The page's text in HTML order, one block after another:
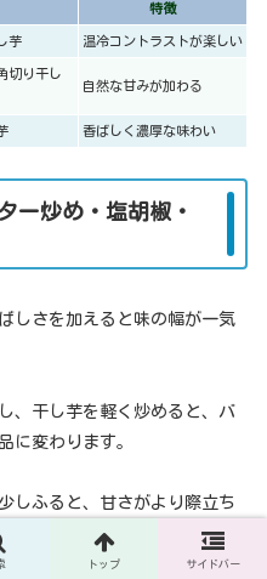
特徴
芋 温冷コントラストが楽しい
切り干し
自然な甘みが加わる
香ばしく濃厚な味わい
ー炒め・塩胡椒・
しさを加えると味の幅が一気
、干し芋を軽く炒めると、バ
に変わります。
しふると、甘さがより際立ち
トップ サイドバー